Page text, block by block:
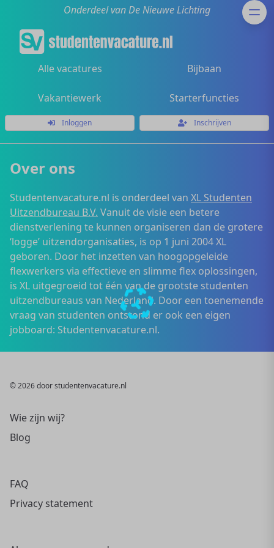
Onderdeel van De Nieuwe Lichting
Alle vacatures Bijbaan
Vakantiewerk Starterfuncties
Inloggen Inschrijven
Over ons
Studentenvacature.nl is onderdeel van XL Studenten
Uitzendbureau B.V. Vanuit de visie een betere
dienstverlening te kunnen organiseren dan de grotere
‘logge’ uitzendorganisaties, is op 1 juni 2004 XL
geboren. Door het inzetten van hoogopgeleide
flexwerkers via effectieve en slimme flex oplossingen,
is XL uitgegroeid tot één van de grootste studenten
uitzendbureaus van Nederland. Door een toenemende
vraag van studenten ontstond er ook een eigen
jobboard: Studentenvacature.nl.
© 2026 door studentenvacature.nl
Wie zijn wij?
Blog
FAQ
Privacy statement